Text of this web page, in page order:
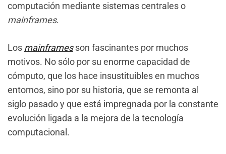
computación mediante sistemas centrales o
mainframes.
Los mainframesson fascinantes por muchos
motivos. No sólo por su enorme capacidad de
cómputo, que los hace insustituibles en muchos
entornos, sino por su historia, que se remonta al
siglo pasado y que está impregnada por la constante
evolución ligada a la mejora de la tecnología
computacional.